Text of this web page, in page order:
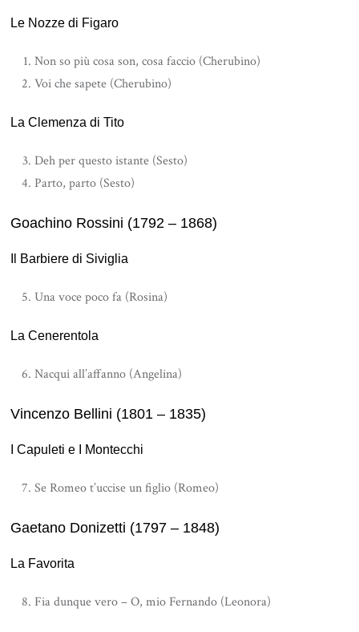
Le Nozze di Figaro
Non so più cosa son, cosa faccio (Cherubino)
Voi che sapete (Cherubino)
La Clemenza di Tito
Deh per questo istante (Sesto)
Parto, parto (Sesto)
Goachino Rossini (1792 – 1868)
Il Barbiere di Siviglia
Una voce poco fa (Rosina)
La Cenerentola
Nacqui all’affanno (Angelina)
Vincenzo Bellini (1801 – 1835)
I Capuleti e I Montecchi
Se Romeo t’uccise un figlio (Romeo)
Gaetano Donizetti (1797 – 1848)
La Favorita
Fia dunque vero – O, mio Fernando (Leonora)